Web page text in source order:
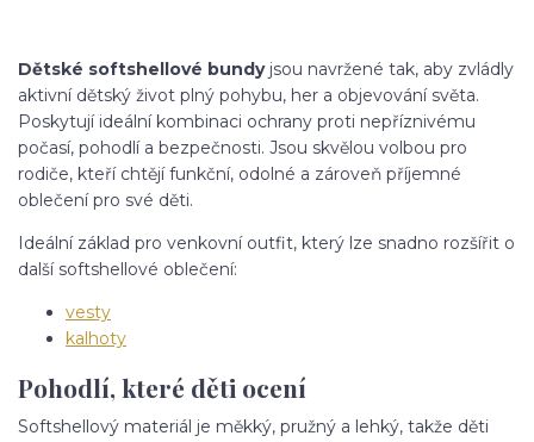
Dětské softshellové bundyjsou navržené tak, aby zvládly
aktivní dětský život plný pohybu, her a objevování světa.
Poskytují ideální kombinaci ochrany proti nepříznivému
počasí, pohodlí a bezpečnosti. Jsou skvělou volbou pro
rodiče, kteří chtějí funkční, odolné a zároveň příjemné
oblečení pro své děti.
Ideální základ pro venkovní outfit, který lze snadno rozšířit o
další softshellové oblečení:
vesty
kalhoty
Pohodlí, které děti ocení
Softshellový materiál je měkký, pružný a lehký, takže děti